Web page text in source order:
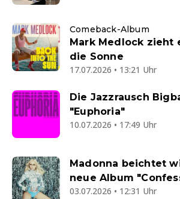
Comeback-Album
Mark Medlock zieht
die Sonne
17.07.2026 • 13:21 Uhr
Die Jazzrausch
"Euphoria"
10.07.2026 • 17:49 Uhr
Madonna beichtet
neue Album
03.07.2026 • 12:31 Uhr